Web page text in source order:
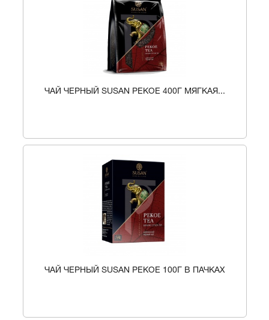
ЧАЙ ЧЕРНЫЙ SUSAN PEKOE 400Г МЯГКАЯ...
ЧАЙ ЧЕРНЫЙ SUSAN PEKOE 100Г В ПАЧКАХ